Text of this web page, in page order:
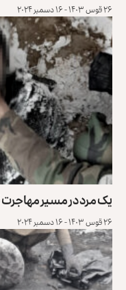
۲۶ قوس ۱۴۰۳ - ۱۶ دسمبر ۲۰۲۴
یک مرد در مسیر مهاجرت
۲۶ قوس ۱۴۰۳ - ۱۶ دسمبر ۲۰۲۴